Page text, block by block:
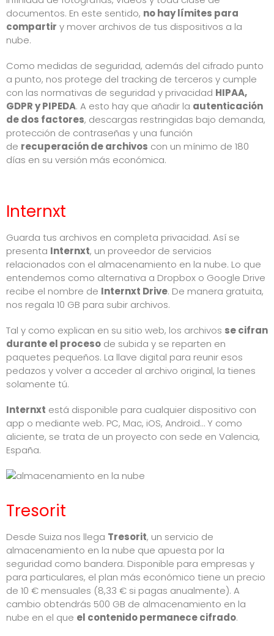
documentos. En este sentido, no hay límites para
compartir y mover archivos de tus dispositivos a la
nube.
Como medidas de seguridad, además del cifrado punto
a punto, nos protege del tracking de terceros y cumple
con las normativas de seguridad y privacidad HIPAA,
GDPR y PIPEDA. A esto hay que añadir la autenticación
de dos factores, descargas restringidas bajo demanda,
protección de contraseñas y una función
de recuperación de archivos con un mínimo de 180
días en su versión más económica.
Internxt
Guarda tus archivos en completa privacidad. Así se
presenta Internxt, un proveedor de servicios
relacionados con el almacenamiento en la nube. Lo que
entendemos como alternativa a Dropbox o Google Drive
recibe el nombre de Internxt Drive. De manera gratuita,
nos regala 10 GB para subir archivos.
Tal y como explican en su sitio web, los archivos se cifran
durante el proceso de subida y se reparten en
paquetes pequeños. La llave digital para reunir esos
pedazos y volver a acceder al archivo original, la tienes
solamente tú.
Internxt está disponible para cualquier dispositivo con
app o mediante web. PC, Mac, iOS, Android… Y como
aliciente, se trata de un proyecto con sede en Valencia,
España.
Tresorit
Desde Suiza nos llega Tresorit, un servicio de
almacenamiento en la nube que apuesta por la
seguridad como bandera. Disponible para empresas y
para particulares, el plan más económico tiene un precio
de 10 € mensuales (8,33 € si pagas anualmente). A
cambio obtendrás 500 GB de almacenamiento en la
nube en el que el contenido permanece cifrado.